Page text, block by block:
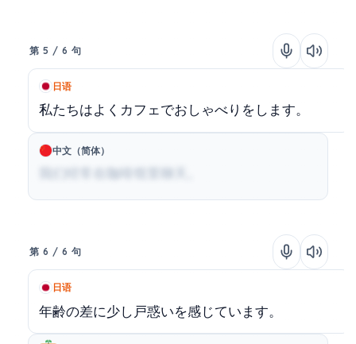
第 5 / 6 句
日语
私たちはよくカフェでおしゃべりをします。
中文（简体）
我们经常在咖啡馆里聊天。
第 6 / 6 句
日语
年齢の差に少し戸惑いを感じています。